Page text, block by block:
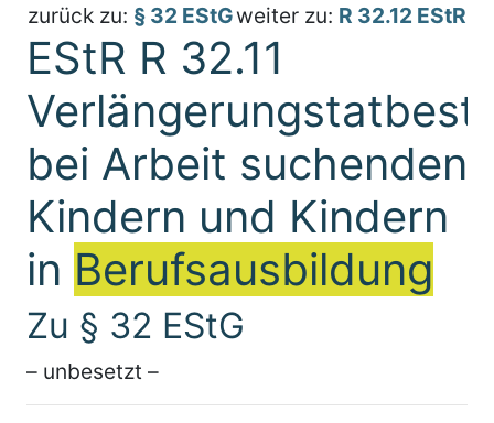
zurück zu: § 32 EStGweiter zu: R 32.12 EStR
EStR R 32.11
bei Arbeit suchenden
Kindern und Kindern
in Berufsausbildung
Zu § 32 EStG
– unbesetzt –